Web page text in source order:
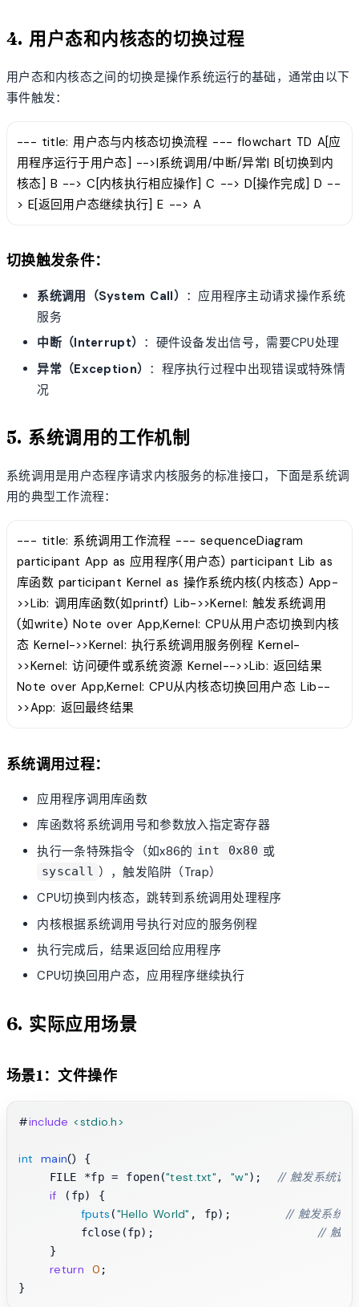
4. 用户态和内核态的切换过程
用户态和内核态之间的切换是操作系统运行的基础，通常由以下
事件触发：
--- title: 用户态与内核态切换流程 --- flowchart TD A[应
用程序运行于用户态] -->|系统调用/中断/异常| B[切换到内
核态] B --> C[内核执行相应操作] C --> D[操作完成] D --
> E[返回用户态继续执行] E --> A
切换触发条件：
系统调用（System Call） ：应用程序主动请求操作系统
服务
中断（Interrupt） ：硬件设备发出信号，需要CPU处理
异常（Exception） ：程序执行过程中出现错误或特殊情
况
5. 系统调用的工作机制
系统调用是用户态程序请求内核服务的标准接口，下面是系统调
用的典型工作流程：
--- title: 系统调用工作流程 --- sequenceDiagram
participant App as 应用程序(用户态) participant Lib as
库函数 participant Kernel as 操作系统内核(内核态) App-
>>Lib: 调用库函数(如printf) Lib->>Kernel: 触发系统调用
(如write) Note over App,Kernel: CPU从用户态切换到内核
态 Kernel->>Kernel: 执行系统调用服务例程 Kernel-
>>Kernel: 访问硬件或系统资源 Kernel-->>Lib: 返回结果
Note over App,Kernel: CPU从内核态切换回用户态 Lib--
>>App: 返回最终结果
系统调用过程：
应用程序调用库函数
库函数将系统调用号和参数放入指定寄存器
执行一条特殊指令（如x86的 int 0x80 或
syscall ），触发陷阱（Trap）
CPU切换到内核态，跳转到系统调用处理程序
内核根据系统调用号执行对应的服务例程
执行完成后，结果返回给应用程序
CPU切换回用户态，应用程序继续执行
6. 实际应用场景
场景1：文件操作
#include <stdio.h>
int main()
{
    FILE *fp = fopen(
"test.txt" , "w"); // 触发系统调
if (fp) {
fputs ("Hello World" , fp); // 触发系统
        fclose(fp);
// 触发
    }
return 0 ;